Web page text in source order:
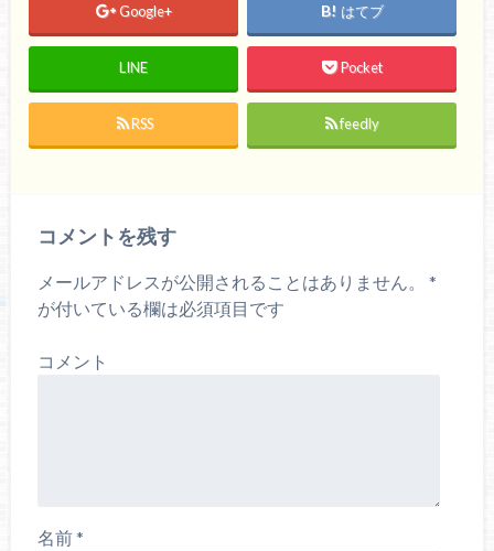
し
い
ド
ウ
き
ッ
ク
し
く
さ
い
(
新
し
ウ
で
ま
す
)
Google+ はてブ
LINE Pocket
RSS feedly
コメントを残す
メールアドレスが公開されることはありません。
*
が付いている欄は必須項目です
コメント
名前*